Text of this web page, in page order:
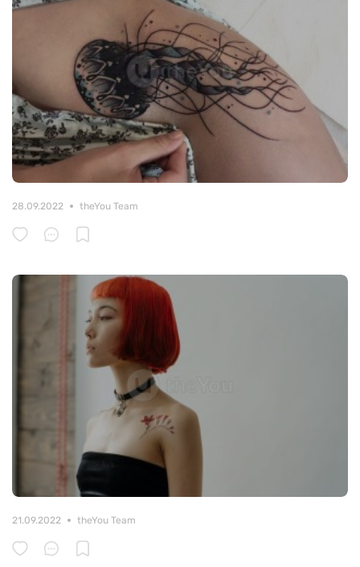
28.09.2022 theYou Team
21.09.2022 theYou Team